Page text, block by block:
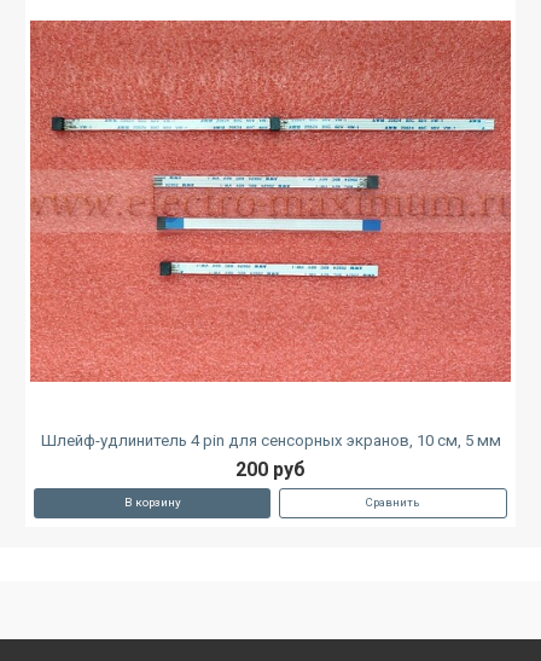
Шлейф-удлинитель 4 pin для сенсорных экранов, 10 см, 5 мм
200 руб
В корзину Сравнить